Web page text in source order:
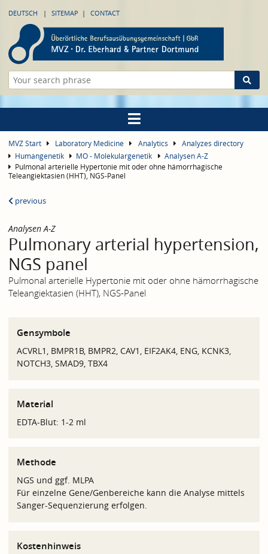
DEUTSCH SITEMAP CONTACT
MVZ Start Laboratory Medicine Analytics
Analyzes directory
Humangenetik
MO - Molekulargenetik
Analysen A-Z
Pulmonal arterielle Hypertonie mit oder ohne hämorrhagische
Teleangiektasien (HHT), NGS-Panel
previous
Analysen A-Z
Pulmonary arterial hypertension,
NGS panel
Pulmonal arterielle Hypertonie mit oder ohne hämorrhagische
Teleangiektasien (HHT), NGS-Panel
Gensymbole
ACVRL1, BMPR1B, BMPR2, CAV1, EIF2AK4, ENG, KCNK3,
NOTCH3, SMAD9, TBX4
Material
EDTA-Blut: 1-2 ml
Methode
NGS und ggf. MLPA
Für einzelne Gene/Genbereiche kann die Analyse mittels
Sanger-Sequenzierung erfolgen.
Kostenhinweis